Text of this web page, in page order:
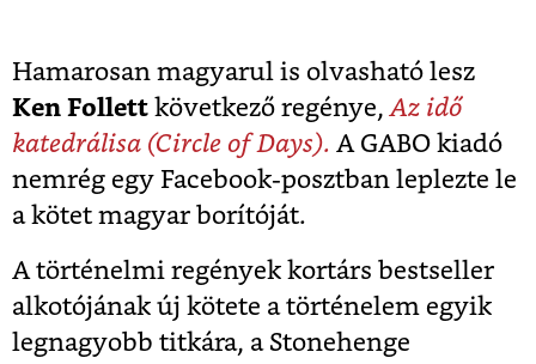
Hamarosan magyarul is olvasható lesz
Ken Follett következő regénye,Az idő
katedrálisa (Circle of Days). A GABO kiadó
nemrég egy Facebook-posztban leplezte le
a kötet magyar borítóját.
A történelmi regények kortárs bestseller
alkotójának új kötete a történelem egyik
legnagyobb titkára, a Stonehenge